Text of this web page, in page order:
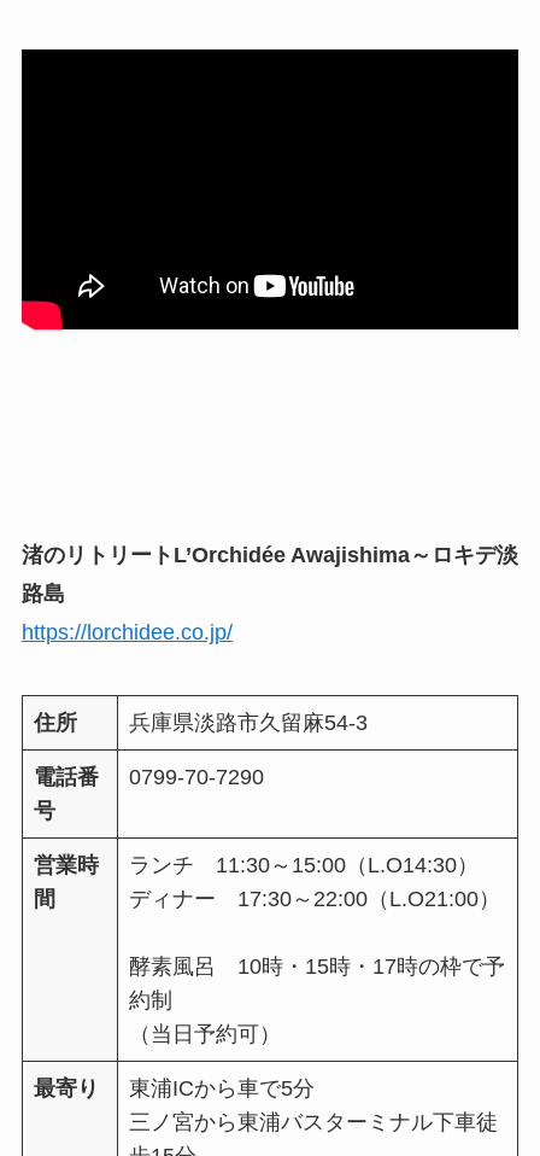
渚のリトリートL’Orchidée Awajishima～ロキデ淡
路島
https://lorchidee.co.jp/
住所 兵庫県淡路市久留麻54-3
電話番
号
0799-70-7290
営業時
間
ランチ 11:30～15:00（L.O14:30）
ディナー 17:30～22:00（L.O21:00）
酵素風呂 10時・15時・17時の枠で予
約制
（当日予約可）
最寄り
東浦ICから車で5分
三ノ宮から東浦バスターミナル下車徒